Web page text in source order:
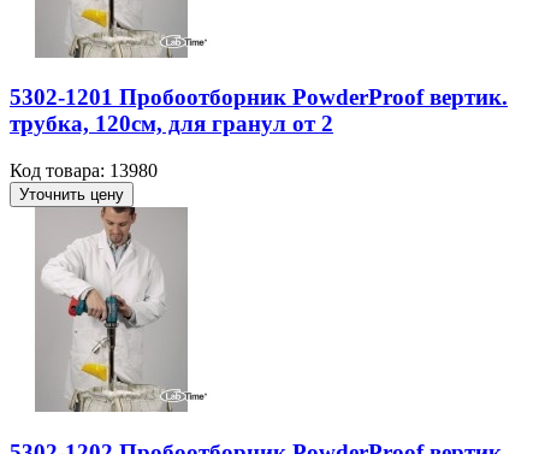
5302-1201 Пробоотборник PowderProof вертик.
трубка, 120см, для гранул от 2
Код товара: 13980
Уточнить цену